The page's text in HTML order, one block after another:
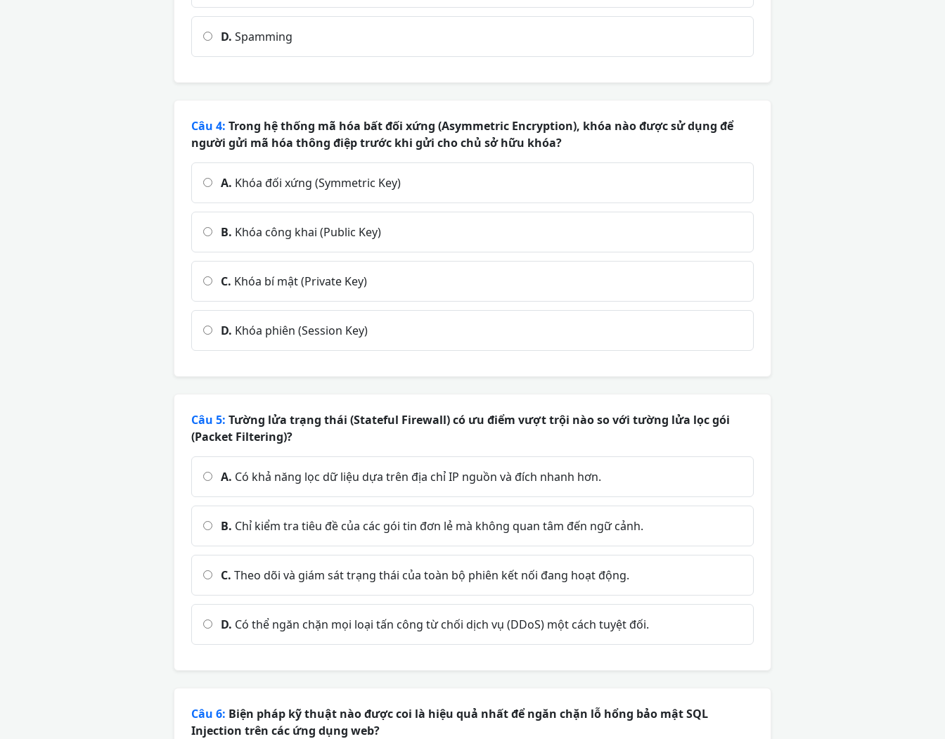
D. Spamming
Câu 4: Trong hệ thống mã hóa bất đối xứng (Asymmetric Encryption), khóa nào được sử dụng để
người gửi mã hóa thông điệp trước khi gửi cho chủ sở hữu khóa?
A. Khóa đối xứng (Symmetric Key)
B. Khóa công khai (Public Key)
C. Khóa bí mật (Private Key)
D. Khóa phiên (Session Key)
Câu 5: Tường lửa trạng thái (Stateful Firewall) có ưu điểm vượt trội nào so với tường lửa lọc gói
(Packet Filtering)?
A. Có khả năng lọc dữ liệu dựa trên địa chỉ IP nguồn và đích nhanh hơn.
B. Chỉ kiểm tra tiêu đề của các gói tin đơn lẻ mà không quan tâm đến ngữ cảnh.
C. Theo dõi và giám sát trạng thái của toàn bộ phiên kết nối đang hoạt động.
D. Có thể ngăn chặn mọi loại tấn công từ chối dịch vụ (DDoS) một cách tuyệt đối.
Câu 6: Biện pháp kỹ thuật nào được coi là hiệu quả nhất để ngăn chặn lỗ hổng bảo mật SQL
Injection trên các ứng dụng web?